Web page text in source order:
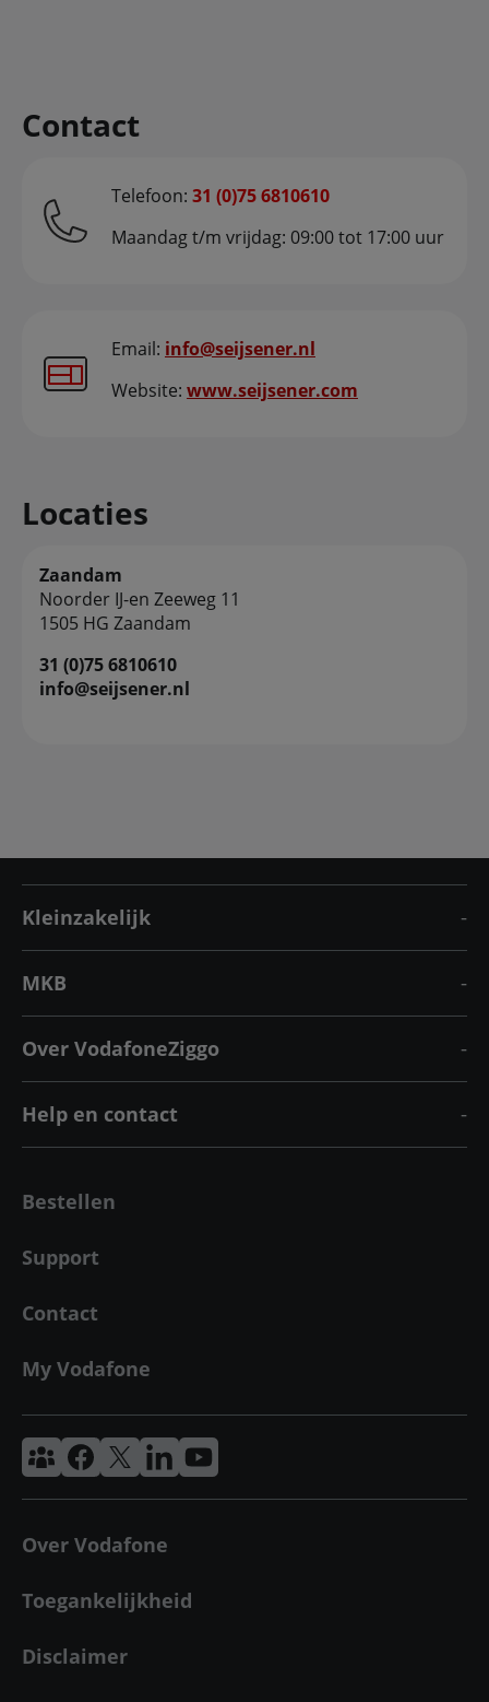
Contact
Telefoon: 31 (0)75 6810610
Maandag t/m vrijdag: 09:00 tot 17:00 uur
Email: info@seijsener.nl
Website: www.seijsener.com
Locaties
Zaandam
Noorder IJ-en Zeeweg 11
1505 HG Zaandam
31 (0)75 6810610
info@seijsener.nl
Kleinzakelijk
MKB
Over VodafoneZiggo
Help en contact
Bestellen
Support
Contact
My Vodafone
Vodafone & Ziggo Community
Vodafone Facebook
Vodafone XVodafoneZiggo LinkedIn
Vodafone YouTube
Over Vodafone
Toegankelijkheid
Disclaimer